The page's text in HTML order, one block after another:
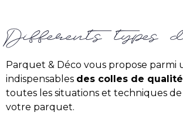
Différents types
Parquet & Déco vous propose parmi
indispensables des colles de qualité
toutes les situations et techniques
votre parquet.